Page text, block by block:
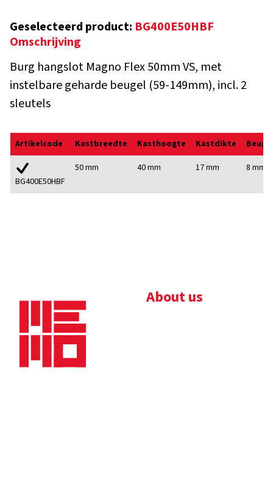
Geselecteerd product: BG400E50HBF
Omschrijving
Burg hangslot Magno Flex 50mm VS, met
instelbare geharde beugel (59-149mm), incl. 2
sleutels
Artikelcode Kastbreedte Kasthoogte Kastdikte
BG400E50HBF
50 mm 40 mm 17 mm 8 mm
About us